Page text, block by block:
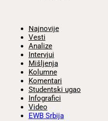
Najnovije
Vesti
Analize
Intervjui
Mišljenja
Kolumne
Komentari
Studentski ugao
Infografici
Video
EWB Srbija